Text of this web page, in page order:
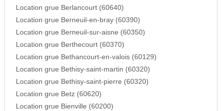
Location grue Berlancourt (60640)
Location grue Berneuil-en-bray (60390)
Location grue Berneuil-sur-aisne (60350)
Location grue Berthecourt (60370)
Location grue Bethancourt-en-valois (60129)
Location grue Bethisy-saint-martin (60320)
Location grue Bethisy-saint-pierre (60320)
Location grue Betz (60620)
Location grue Bienville (60200)